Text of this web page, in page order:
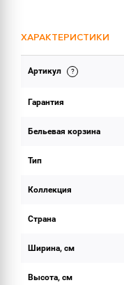
ХАРАКТЕРИСТИКИ
ОБЪЕМ ПОСТАВКИ
Артикул
Гарантия
Бельевая корзина
Тип
Коллекция
Страна
Ширина, см
Высота, см